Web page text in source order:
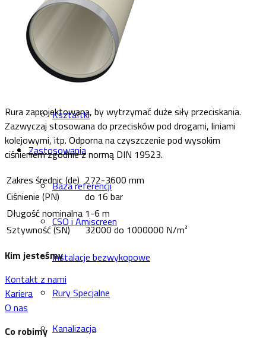
Rury niekołowe (NC Line)
Łączniki
Kształtki
Zastosowania
Baza referencji
CSO i Amiscreen
Instalacje bezwykopowe
Rury Specjalne
Kanalizacja
Rura zaprojektowana, by wytrzymać duże siły przeciskania.
Zazwyczaj stosowana do przecisków pod drogami, liniami
kolejowymi, itp. Odporna na czyszczenie pod wysokim
ciśnieniem zgodnie z normą DIN 19523.
Zakres średnic (de) 272-3600 mm
Ciśnienie (PN)
do 16 bar
Długość nominalna 1-6 m
Sztywność (SN)
32000 do 1000000 N/m²
Kim jesteśmy
Kontakt z nami
Kariera
O nas
Co robimy